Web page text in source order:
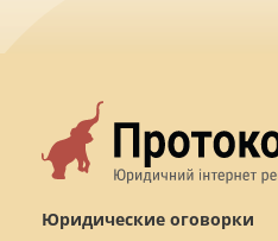
Юридические оговорки